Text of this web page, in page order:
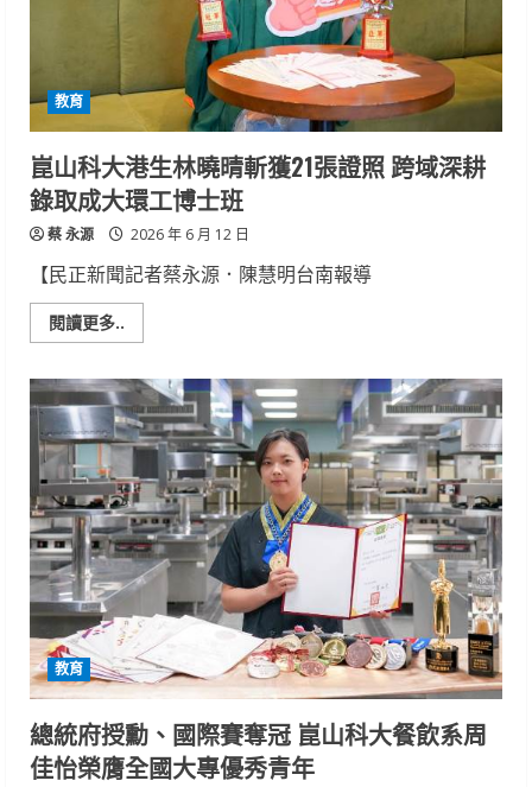
度
業
典
禮
1,770
人
歡
喜
畢
業
教育
崑山科大港生林曉晴斬獲21張證照 跨域深耕
錄取成大環工博士班
蔡 永源 2026 年 6 月 12 日
【民正新聞記者蔡永源．陳慧明台南報導
閱讀更多..
more
山
科
大
港
生
林
曉
晴
斬
獲
21
張
證
跨
域
深
耕
錄
取
成
大
環
工
教育
總統府授勳、國際賽奪冠 崑山科大餐飲系周
佳怡榮膺全國大專優秀青年